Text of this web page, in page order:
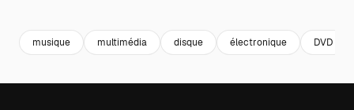
musique multimédia disque électronique DVD